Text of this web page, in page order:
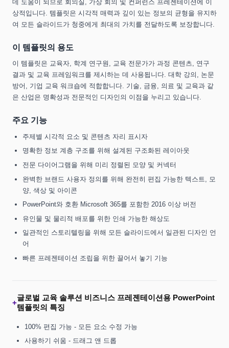
데 도움이 되므로 회의실, 가상 회의 및 컨퍼런스 프레젠테이션에 이
상적입니다. 템플릿은 시각적 매력과 깊이 있는 정보의 균형을 유지하
여 모든 슬라이드가 청중에게 최대의 가치를 전달하도록 보장합니다.
이 템플릿의 용도
이 템플릿은 교육자, 학계 연구원, 교육 전문가가 과정 콘텐츠, 연구
결과 및 교육 프레임워크를 제시하는 데 사용됩니다. 대학 강의, 논문
방어, 기업 교육 워크숍에 적합합니다. 기술, 금융, 의료 및 교육과 같
은 산업은 명확성과 전문적인 디자인의 이점을 누리고 있습니다.
주요 기능
주제별 시각적 요소 및 콘텐츠 자리 표시자
명확한 정보 계층 구조를 위해 설계된 구조화된 레이아웃
전문 다이어그램을 위해 미리 정렬된 모양 및 커넥터
완벽한 브랜드 사용자 정의를 위해 완전히 편집 가능한 텍스트, 모
양, 색상 및 아이콘
PowerPoint와 호환 Microsoft 365를 포함한 2016 이상 버전
유인물 및 물리적 배포를 위한 인쇄 가능한 해상도
일관적인 스토리텔링을 위해 모든 슬라이드에서 일관된 디자인 언
어
빠른 프레젠테이션 조립을 위한 끌어서 놓기 기능
+
글로벌 교육 솔루션 비즈니스 프레젠테이션용 PowerPoint
템플릿의 특징
100% 편집 가능 - 모든 요소 수정 가능
사용하기 쉬움 - 드래그 앤 드롭